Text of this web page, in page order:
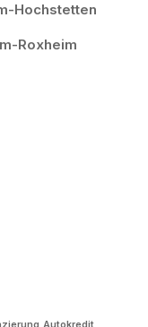
Hochstetten
Roxheim